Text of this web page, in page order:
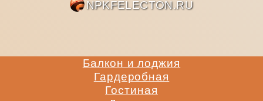
Балкон и лоджия
Гардеробная
Гостиная